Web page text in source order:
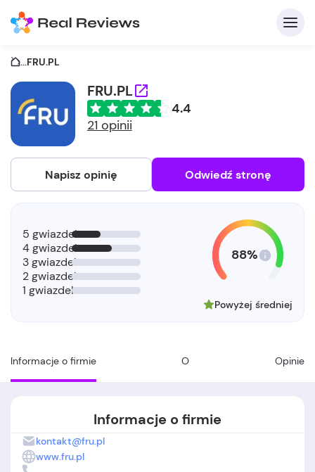
...FRU.PL
FRU.PL
4.4
21 opinii
Napisz opinię Odwiedź stronę
Informacje o firmie O Opinie
5 gwiazdek
4 gwiazdek
3 gwiazdek
2 gwiazdek
1 gwiazdek
88%
Powyżej średniej
Informacje o firmie
kontakt@fru.pl
www.fru.pl